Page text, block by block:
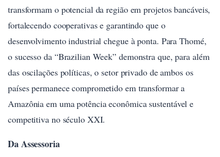
transformam o potencial da região em projetos bancáveis,
fortalecendo cooperativas e garantindo que o
desenvolvimento industrial chegue à ponta. Para Thomé,
o sucesso da “Brazilian Week” demonstra que, para além
das oscilações políticas, o setor privado de ambos os
países permanece comprometido em transformar a
Amazônia em uma potência econômica sustentável e
competitiva no século XXI.
Da Assessoria